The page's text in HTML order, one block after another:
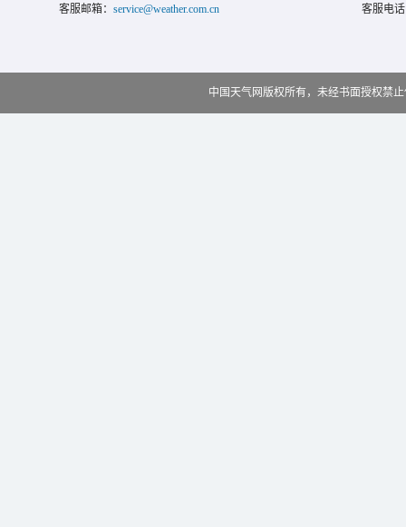
客服邮箱： service@weather.com.cn 客服电
中国天气网版权所有，未经书面授权